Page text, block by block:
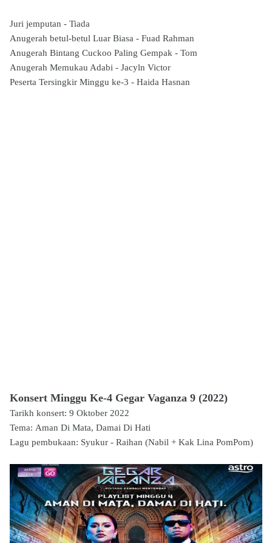
Juri jemputan - Tiada
Anugerah betul-betul Luar Biasa - Fuad Rahman
Anugerah Bintang Cuckoo Paling Gempak - Tom
Anugerah Memukau Adabi - Jacyln Victor
Peserta Tersingkir Minggu ke-3 - Haida Hasnan
Konsert Minggu Ke-4 Gegar Vaganza 9 (2022)
Tarikh konsert: 9 Oktober 2022
Tema: Aman Di Mata, Damai Di Hati
Lagu pembukaan: Syukur - Raihan (Nabil + Kak Lina PomPom)